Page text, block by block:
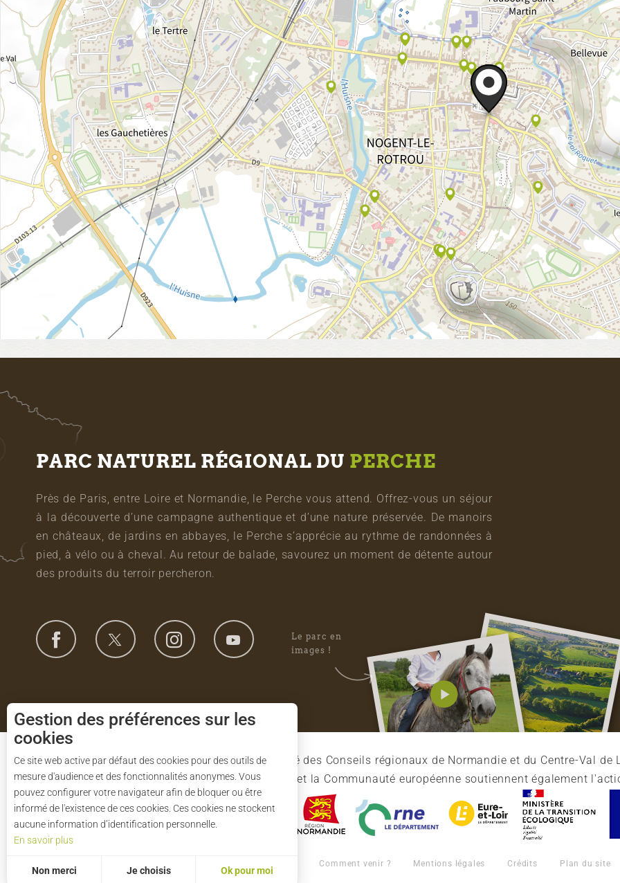
PARC NATUREL RÉGIONAL DU PERCHE
Près de Paris, entre Loire et Normandie, le Perche vous attend. Offrez-vous un séjour
à la découverte d’une campagne authentique et d’une nature préservée. De manoirs
en châteaux, de jardins en abbayes, le Perche s’apprécie au rythme de randonnées à
pied, à vélo ou à cheval. Au retour de balade, savourez un moment de détente autour
des produits du terroir percheron.
Le parc en
images !
Le Syndicat Mixte de gestion du Parc est composé des Conseils régionaux de Normandie et du Centre-Val de
l'Eure-et-Loir et des 91 communes du Parc. L'Etat et la Communauté européenne soutiennent également
Comment venir ? Mentions légales Crédits Plan du site
Gestion des préférences sur les
cookies
Ce site web active par défaut des cookies pour des outils de
mesure d'audience et des fonctionnalités anonymes. Vous
pouvez configurer votre navigateur afin de bloquer ou être
informé de l'existence de ces cookies. Ces cookies ne stockent
aucune information d’identification personnelle.
En savoir plus
Non merci Je choisis Ok pour moi